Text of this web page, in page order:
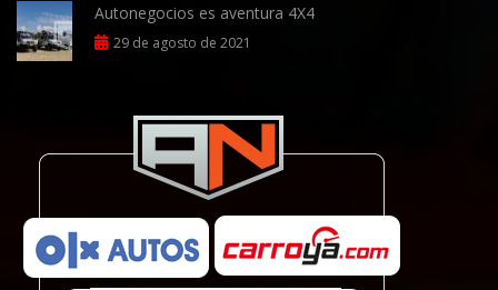
Autonegocios es aventura 4X4
29 de agosto de 2021